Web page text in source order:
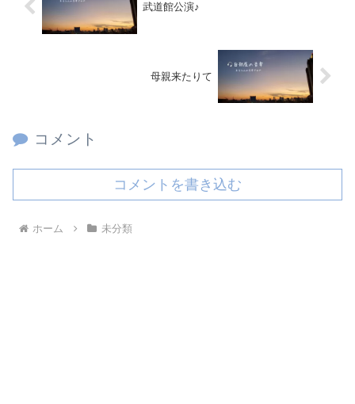
武道館公演♪
母親来たりて
コメント
コメントを書き込む
ホーム 未分類